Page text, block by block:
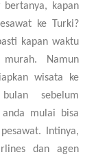
bertanya, kapan
ke Turki?
kapan waktu
Namun
wisata ke
sebelum
mulai bisa
Intinya,
dan agen